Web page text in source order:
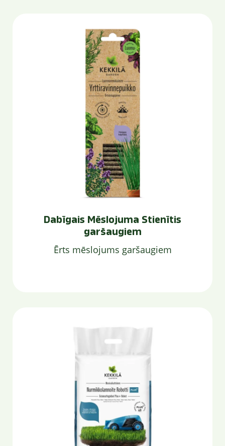
Dabīgais Mēslojuma Stienītis
garšaugiem
Ērts mēslojums garšaugiem